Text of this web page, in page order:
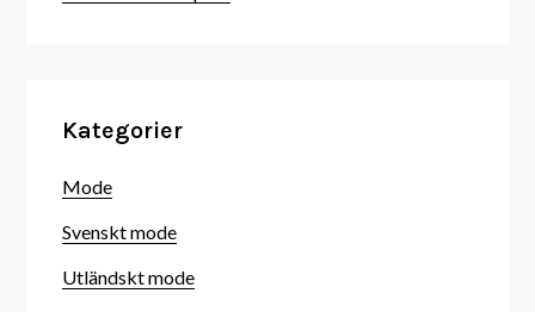
Kategorier
Mode
Svenskt mode
Utländskt mode